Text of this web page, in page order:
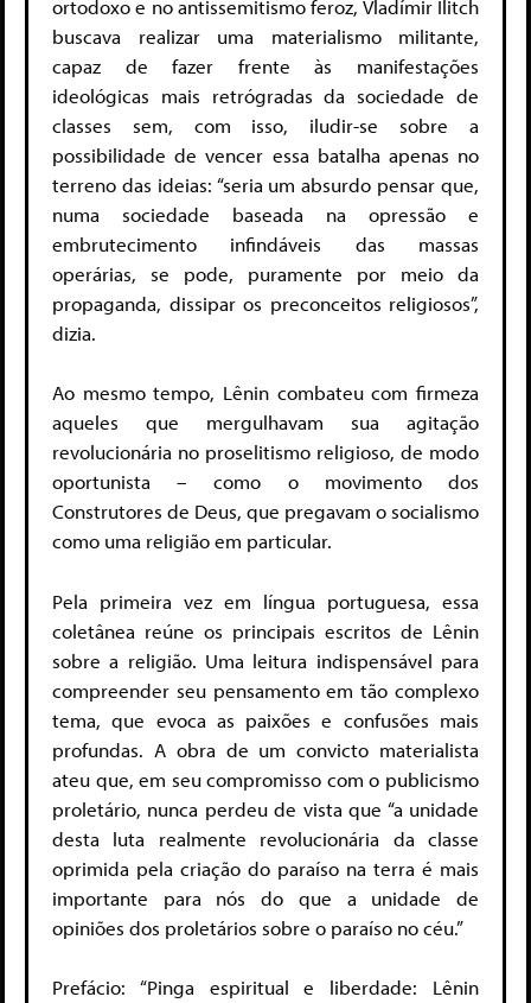
ortodoxo e no antissemitismo feroz, Vladímir Ilitch
buscava realizar uma materialismo militante,
capaz de fazer frente às manifestações
ideológicas mais retrógradas da sociedade de
classes sem, com isso, iludir-se sobre a
possibilidade de vencer essa batalha apenas no
terreno das ideias: “seria um absurdo pensar que,
numa sociedade baseada na opressão e
embrutecimento infindáveis das massas
operárias, se pode, puramente por meio da
propaganda, dissipar os preconceitos religiosos”,
dizia.
Ao mesmo tempo, Lênin combateu com firmeza
aqueles que mergulhavam sua agitação
revolucionária no proselitismo religioso, de modo
oportunista – como o movimento dos
Construtores de Deus, que pregavam o socialismo
como uma religião em particular.
Pela primeira vez em língua portuguesa, essa
coletânea reúne os principais escritos de Lênin
sobre a religião. Uma leitura indispensável para
compreender seu pensamento em tão complexo
tema, que evoca as paixões e confusões mais
profundas. A obra de um convicto materialista
ateu que, em seu compromisso com o publicismo
proletário, nunca perdeu de vista que “a unidade
desta luta realmente revolucionária da classe
oprimida pela criação do paraíso na terra é mais
importante para nós do que a unidade de
opiniões dos proletários sobre o paraíso no céu.”
Prefácio: “Pinga espiritual e liberdade: Lênin